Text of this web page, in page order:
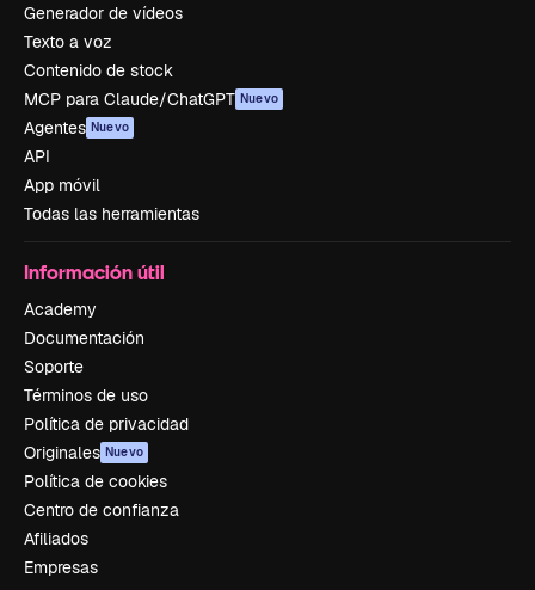
Generador de vídeos
Texto a voz
Contenido de stock
MCP para Claude/ChatGPT Nuevo
Agentes Nuevo
API
App móvil
Todas las herramientas
Información útil
Academy
Documentación
Soporte
Términos de uso
Política de privacidad
Originales Nuevo
Política de cookies
Centro de confianza
Afiliados
Empresas